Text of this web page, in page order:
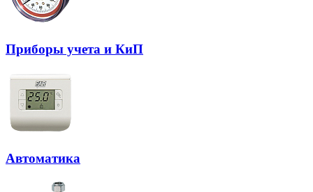
Приборы учета и КиП
Автоматика